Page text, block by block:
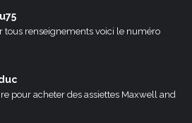
tous renseignements voici le numéro
pour acheter des assiettes Maxwell and